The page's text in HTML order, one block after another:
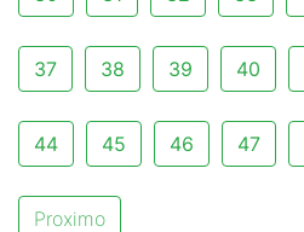
37 38 39 40
44 45 46 47
Proximo